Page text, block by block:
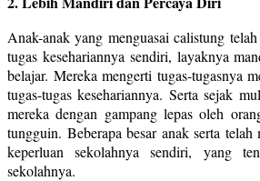
Anak-anak yang menguasai calistung
tugas kesehariannya sendiri, layaknya
belajar. Mereka mengerti tugas-tugasnya
tugas-tugas kesehariannya. Serta sejak
mereka dengan gampang lepas oleh
tungguin. Beberapa besar anak serta
keperluan sekolahnya sendiri, yang
sekolahnya.